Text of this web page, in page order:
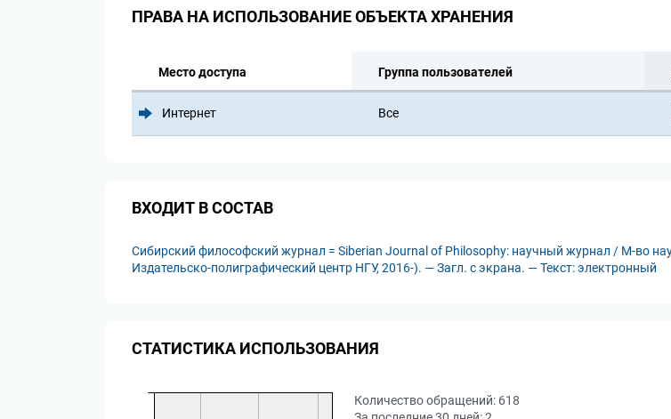
ПРАВА НА ИСПОЛЬЗОВАНИЕ ОБЪЕКТА ХРАНЕНИЯ
Место доступа Группа пользователей
Интернет Все
ВХОДИТ В СОСТАВ
Сибирский философский журнал = Siberian Journal of Philosophy: научный журнал / М-во
Издательско-полиграфический центр НГУ, 2016-). — Загл. с экрана. — Текст: электронный
СТАТИСТИКА ИСПОЛЬЗОВАНИЯ
Количество обращений: 618